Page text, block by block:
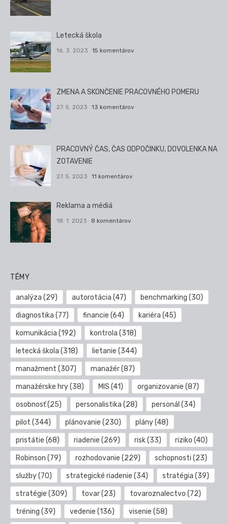
Letecká škola
16. 3. 2023 15 komentárov
ZMENA A SKONČENIE PRACOVNÉHO POMERU
27. 5. 2023 13 komentárov
PRACOVNÝ ČAS, ČAS ODPOČINKU, DOVOLENKA NA
ZOTAVENIE
27. 5. 2023 11 komentárov
Reklama a médiá
18. 1. 2023 8 komentárov
TÉMY
analýza (29) autorotácia (47) benchmarking (30)
diagnostika (77) financie (64) kariéra (45)
komunikácia (192) kontrola (318)
letecká škola (318) lietanie (344)
manažment (307) manažér(87)
manažérske hry(38) MIS (41) organizovanie (87)
osobnosť(25) personalistika (28) personál (34)
pilot (344) plánovanie (230) plány(48)
pristátie (68) riadenie (269) risk(33) riziko (40)
Robinson (79) rozhodovanie (229) schopnosti (23)
služby(70) strategické riadenie (34) stratégia (39)
stratégie (309) tovar(23) tovaroznalectvo (72)
tréning (39) vedenie (136) visenie (58)